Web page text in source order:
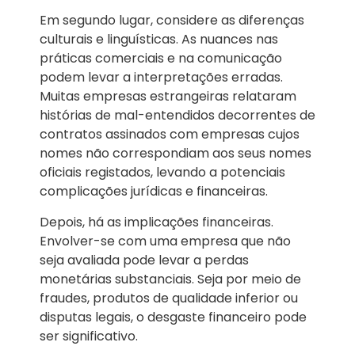
Em segundo lugar, considere as diferenças
culturais e linguísticas. As nuances nas
práticas comerciais e na comunicação
podem levar a interpretações erradas.
Muitas empresas estrangeiras relataram
histórias de mal-entendidos decorrentes de
contratos assinados com empresas cujos
nomes não correspondiam aos seus nomes
oficiais registados, levando a potenciais
complicações jurídicas e financeiras.
Depois, há as implicações financeiras.
Envolver-se com uma empresa que não
seja avaliada pode levar a perdas
monetárias substanciais. Seja por meio de
fraudes, produtos de qualidade inferior ou
disputas legais, o desgaste financeiro pode
ser significativo.